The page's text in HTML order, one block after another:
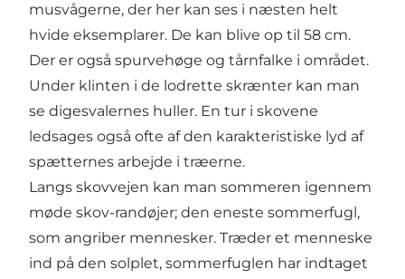
musvågerne, der her kan ses i næsten helt
hvide eksemplarer. De kan blive op til 58 cm.
Der er også spurvehøge og tårnfalke i området.
Under klinten i de lodrette skrænter kan man
se digesvalernes huller. En tur i skovene
ledsages også ofte af den karakteristiske lyd af
spætternes arbejde i træerne.
Langs skovvejen kan man sommeren igennem
møde skov-randøjer; den eneste sommerfugl,
som angriber mennesker. Træder et menneske
ind på den solplet, sommerfuglen har indtaget